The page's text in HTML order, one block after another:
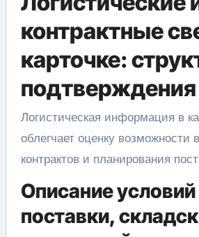
контрактные
карточке:
подтверждения
Логистическая информация в
облегчает оценку возможности
контрактов и планирования
Описание условий
поставки,